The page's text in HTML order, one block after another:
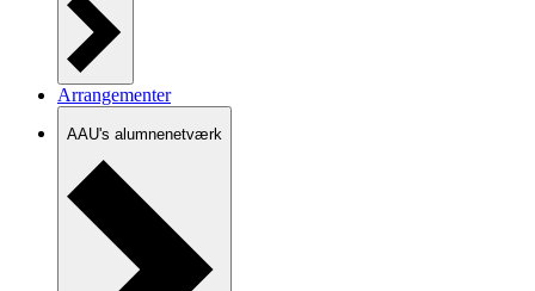
Arrangementer
AAU's alumnenetværk